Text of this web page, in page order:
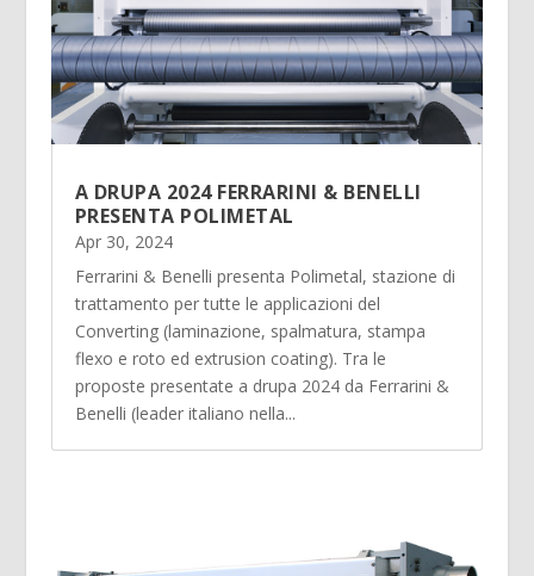
A DRUPA 2024 FERRARINI & BENELLI
PRESENTA POLIMETAL
Apr 30, 2024
Ferrarini & Benelli presenta Polimetal, stazione di
trattamento per tutte le applicazioni del
Converting (laminazione, spalmatura, stampa
flexo e roto ed extrusion coating). Tra le
proposte presentate a drupa 2024 da Ferrarini &
Benelli (leader italiano nella...